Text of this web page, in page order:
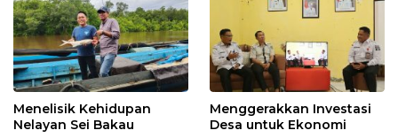
Menelisik Kehidupan
Nelayan Sei Bakau
Menggerakkan Investasi
Desa untuk Ekonomi